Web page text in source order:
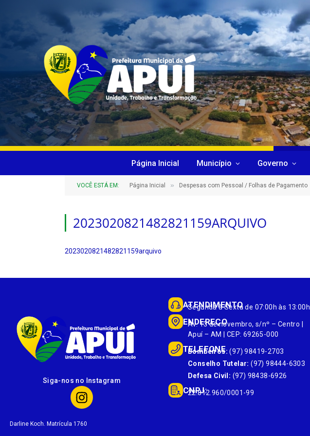
Página Inicial Município Governo
VOCÊ ESTÁ EM: Página Inicial » Despesas com Pessoal / Folhas de Pagamento
2023020821482821159ARQUIVO
2023020821482821159arquivo
Siga-nos no Instagram
Darline Koch. Matrícula 1760
ATENDIMENTO
Segunda à Sexta de 07:00h às 13:00h
ENDEREÇO
Av. 13 de novembro, s/nº – Centro |
Apuí – AM | CEP: 69265-000
TELEFONE
Bombeiros: (97) 98419-2703
Conselho Tutelar: (97) 98444-6303
Defesa Civil: (97) 98438-6926
CNPJ:
22.812.960/0001-99